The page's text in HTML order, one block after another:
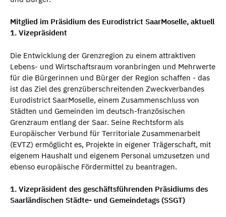
Mitglied im Präsidium des Eurodistrict SaarMoselle, aktuell
1. Vizepräsident
Die Entwicklung der Grenzregion zu einem attraktiven
Lebens- und Wirtschaftsraum voranbringen und Mehrwerte
für die Bürgerinnen und Bürger der Region schaffen - das
ist das Ziel des grenzüberschreitenden Zweckverbandes
Eurodistrict SaarMoselle, einem Zusammenschluss von
Städten und Gemeinden im deutsch-französischen
Grenzraum entlang der Saar. Seine Rechtsform als
Europäischer Verbund für Territoriale Zusammenarbeit
(EVTZ) ermöglicht es, Projekte in eigener Trägerschaft, mit
eigenem Haushalt und eigenem Personal umzusetzen und
ebenso europäische Fördermittel zu beantragen.
1. Vizepräsident des geschäftsführenden Präsidiums des
Saarländischen Städte- und Gemeindetags (SSGT)